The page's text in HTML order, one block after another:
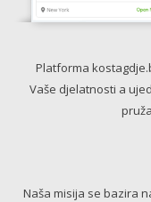
Platforma
Vaše djelatnosti a
Naša misija se bazira